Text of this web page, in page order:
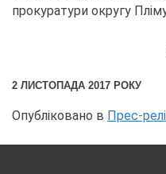
прокуратури округу
2 ЛИСТОПАДА 2017 РОКУ
Опубліковано в Прес-